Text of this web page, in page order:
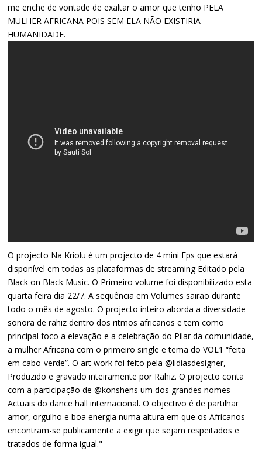
me enche de vontade de exaltar o amor que tenho PELA
MULHER AFRICANA POIS SEM ELA NÃO EXISTIRIA
HUMANIDADE.
O projecto Na Kriolu é um projecto de 4 mini Eps que estará
disponível em todas as plataformas de streaming Editado pela
Black on Black Music. O Primeiro volume foi disponibilizado esta
quarta feira dia 22/7. A sequência em Volumes sairão durante
todo o mês de agosto. O projecto inteiro aborda a diversidade
sonora de rahiz dentro dos ritmos africanos e tem como
principal foco a elevação e a celebração do Pilar da comunidade,
a mulher Africana com o primeiro single e tema do VOL1 “feita
em cabo-verde”. O art work foi feito pela @lidiasdesigner,
Produzido e gravado inteiramente por Rahiz. O projecto conta
com a participação de @konshens um dos grandes nomes
Actuais do dance hall internacional. O objectivo é de partilhar
amor, orgulho e boa energia numa altura em que os Africanos
encontram-se publicamente a exigir que sejam respeitados e
tratados de forma igual."